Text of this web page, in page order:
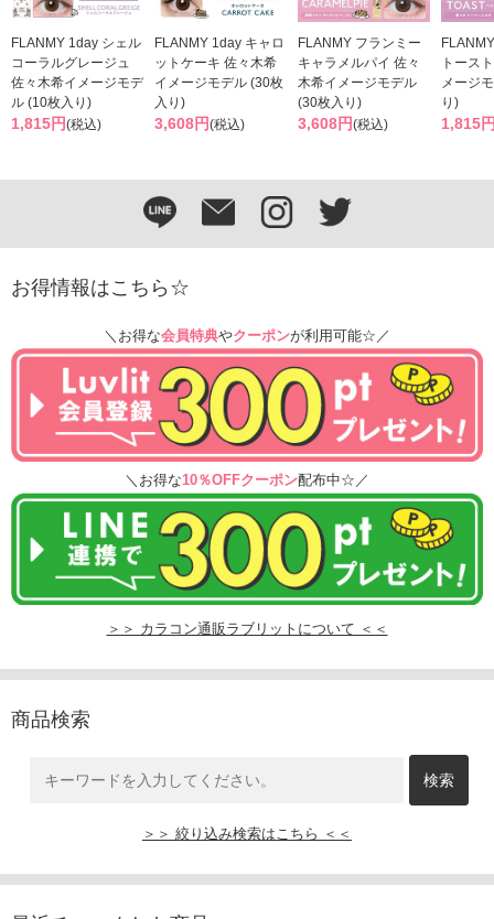
FLANMY 1day シェル
コーラルグレージュ
佐々木希イメージモデ
ル (10枚入り)
1,815円(税込)
FLANMY 1day キャロ
ットケーキ 佐々木希
イメージモデル (30枚
入り)
3,608円(税込)
FLANMY フランミー
キャラメルパイ 佐々
木希イメージモデル
(30枚入り)
3,608円(税込)
トース
メージ
り)
1,815
お得情報はこちら☆
＼お得な会員特典やクーポンが利用可能☆／
＼お得な10％OFFクーポン配布中☆／
＞＞ カラコン通販ラブリットについて ＜＜
商品検索
＞＞ 絞り込み検索はこちら ＜＜